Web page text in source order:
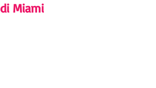
di Miami